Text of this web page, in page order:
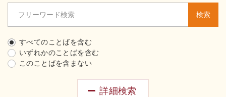
検索
すべてのことばを含む
いずれかのことばを含む
このことばを含まない
詳細検索